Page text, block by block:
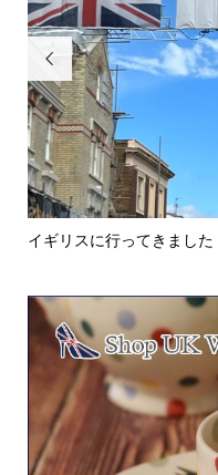

イギリスに行ってきまし